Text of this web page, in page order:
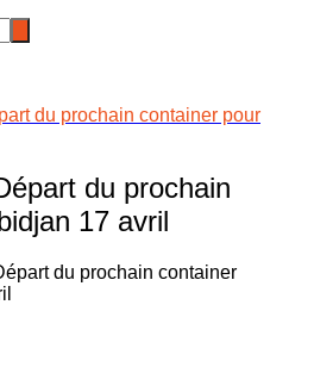
du prochain container pour
du prochain
17 avril